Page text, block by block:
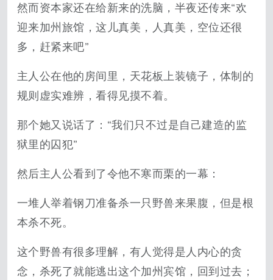
然而资本家还在给新来的洗脑，半夜还传来“欢
迎来加州旅馆，这儿真美，人真美，空位还很
多，赶紧来吧”
主人公在他的房间里，天花板上装镜子，体制的
规则虚实难辨，看得见摸不着。
那个她又说话了：“我们只不过是自己建造的监
狱里的囚犯”
然后主人公看到了令他不寒而栗的一幕：
一堆人举着钢刀准备杀一只野兽来果腹，但是根
本杀不死。
这个野兽有很多理解，有人觉得是人内心的贪
念，杀死了就能逃出这个加州宾馆，回到过去；